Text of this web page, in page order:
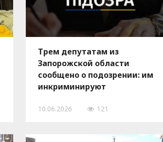
Трем депутатам из
Запорожской области
сообщено о подозрении: им
инкриминируют
деятельность
10.06.2026 121